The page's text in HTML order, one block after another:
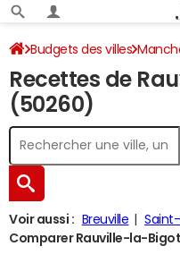
Budgets des villes
Recettes 2024
Recettes de
(50260)
Voir aussi : Breuville
Comparer Rauville-la-